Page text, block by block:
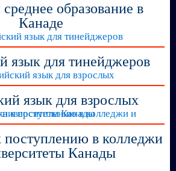
образование в
Канаде
язык для тинейджеров
язык для взрослых
поступлению в колледжи
Канады